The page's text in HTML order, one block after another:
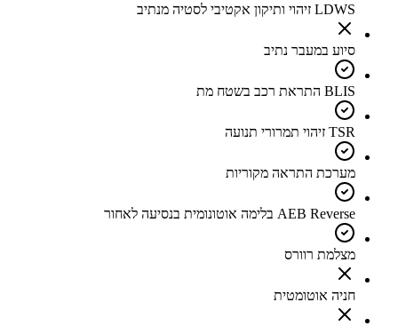
LDWS זיהוי ותיקון אקטיבי לסטיה מנתיב
סיוע במעבר נתיב
BLIS התראת רכב בשטח מת
TSR זיהוי תמרורי תנועה
מערכת התראה מקוריות
AEB Reverse בלימה אוטונומית בנסיעה לאחור
מצלמת רוורס
חניה אוטומטית